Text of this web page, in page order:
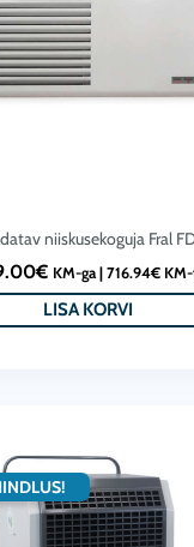
niiskusekoguja Fral
€ KM-ga | 716.94€
LISA KORVI